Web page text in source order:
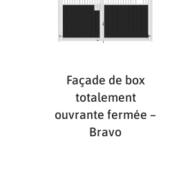
Façade de box
totalement
ouvrante fermée –
Bravo